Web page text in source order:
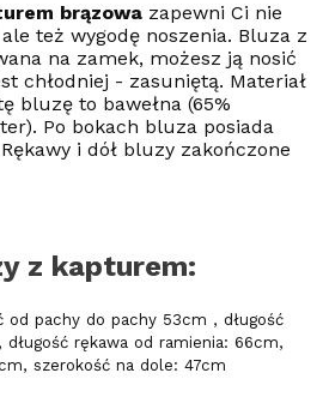
brązowa zapewni Ci nie
też wygodę noszenia. Bluza z
na zamek, możesz ją nosić
chłodniej - zasuniętą. Materiał
bluzę to bawełna (65%
Po bokach bluza posiada
i dół bluzy zakończone
z kapturem:
od pachy do pachy 53cm , długość
rękawa od ramienia: 66cm,
szerokość na dole: 47cm